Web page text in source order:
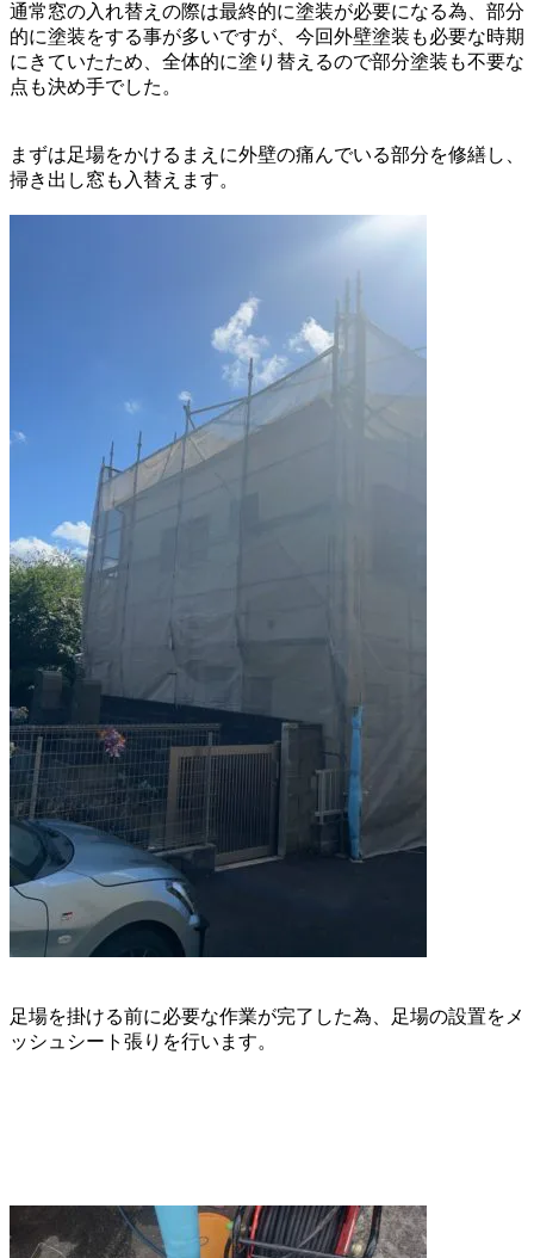
通常窓の入れ替えの際は最終的に塗装が必要になる為、 部分
的に塗装をする事が多いですが、今回外壁塗装も必要な時期
にきていたため、全体的に塗り替えるので部分塗装も不要な
点も決め手でした。
まずは足場をかけるまえに外壁の痛んでいる部分を修繕し、
掃き出し窓も 入替えます。
足場を掛ける前に必要な作業が完了した為、
足場の設置をメ
ッシュシート張りを行います。